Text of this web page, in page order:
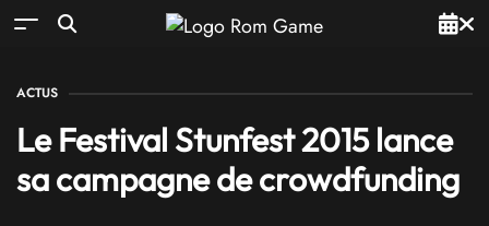
ACTUS
Le Festival Stunfest 2015 lance
sa campagne de crowdfunding